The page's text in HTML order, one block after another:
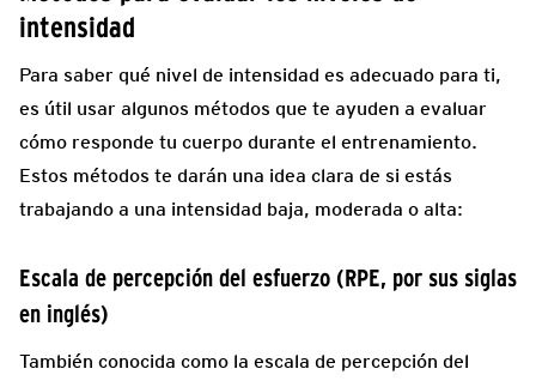
intensidad
Para saber qué nivel de intensidad es adecuado para ti,
es útil usar algunos métodos que te ayuden a evaluar
cómo responde tu cuerpo durante el entrenamiento.
Estos métodos te darán una idea clara de si estás
trabajando a una intensidad baja, moderada o alta:
Escala de percepción del esfuerzo (RPE, por sus siglas
en inglés)
También conocida como la escala de percepción del